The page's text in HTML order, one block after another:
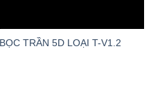
BỌC TRẦN 5D LOẠI T-V1.2